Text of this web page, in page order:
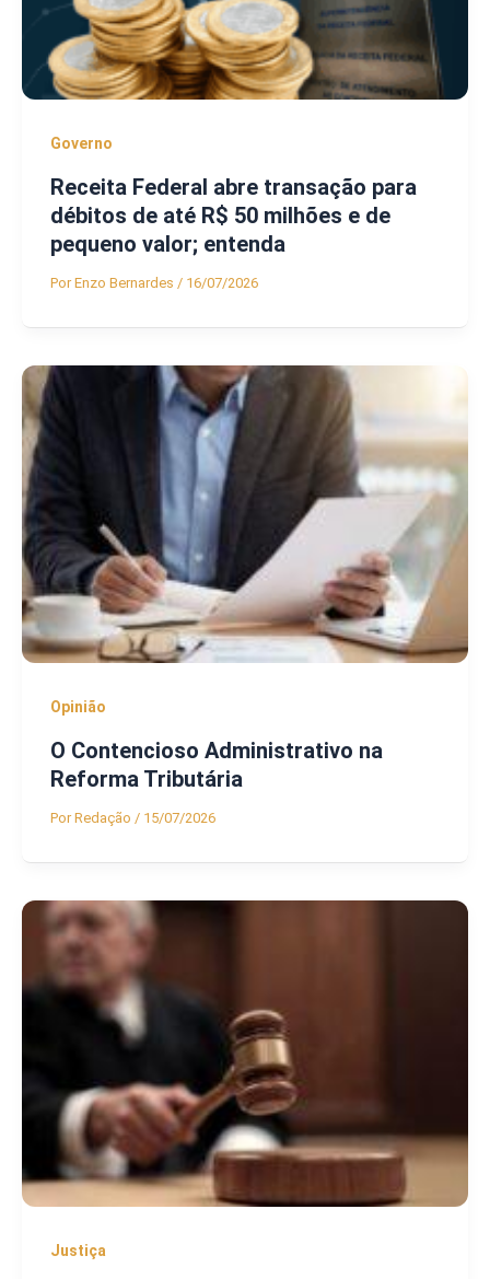
Governo
Receita Federal abre transação para
débitos de até R$ 50 milhões e de
pequeno valor; entenda
PorEnzo Bernardes / 16/07/2026
Opinião
O Contencioso Administrativo na
Reforma Tributária
PorRedação / 15/07/2026
Justiça